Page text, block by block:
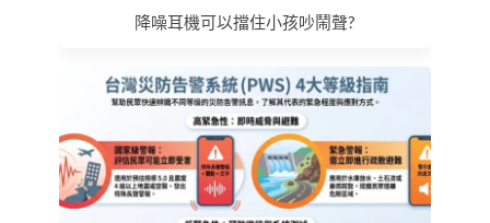
降噪耳機可以擋住小孩吵鬧聲?